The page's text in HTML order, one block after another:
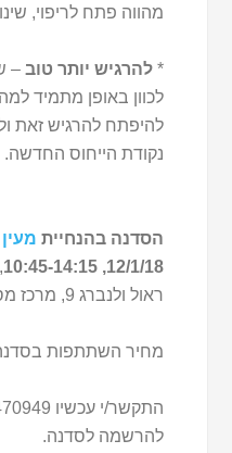
מהווה פתח לריפוי,
*להרגיש יותר טוב –
לכוון באופן מתמיד
להיפתח להרגיש זאת
נקודת הייחוס החדשה.
הסדנה בהנחיית
12/1/18, 10:45-14:15
ראול ולנברג 9, מרכז מסחרי רמת אשכול, בחיפה.
מחיר השתתפות בסדנה: 180
התקשר/י עכשיו 052-3470949 או לחצ/י
להרשמה לסדנה.